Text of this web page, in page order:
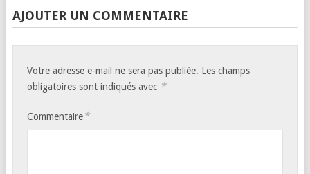
AJOUTER UN COMMENTAIRE
Votre adresse e-mail ne sera pas publiée. Les champs
obligatoires sont indiqués avec *
Commentaire*